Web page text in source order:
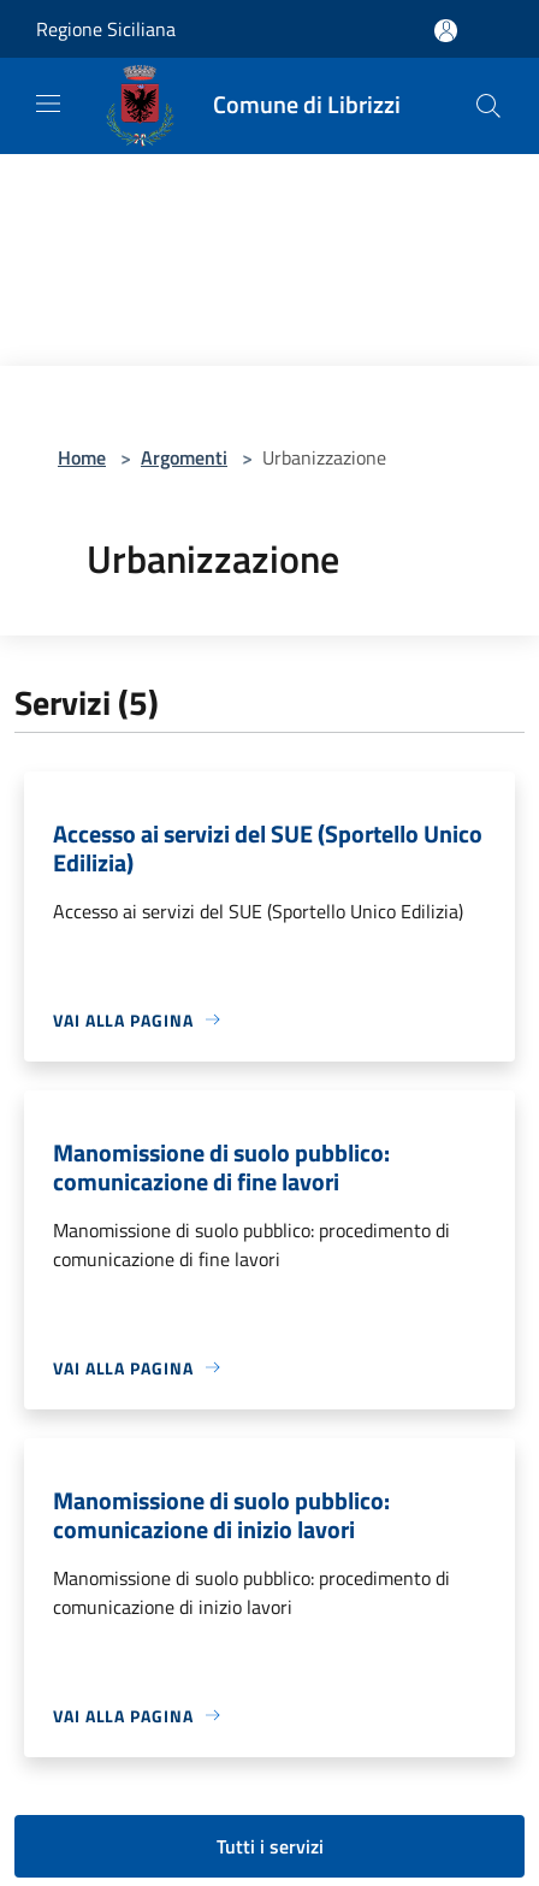
Regione Siciliana
Comune di Librizzi
Home > Argomenti > Urbanizzazione
Urbanizzazione
Servizi (5)
Accesso ai servizi del SUE (Sportello Unico
Edilizia)
Accesso ai servizi del SUE (Sportello Unico Edilizia)
VAI ALLA PAGINA
Manomissione di suolo pubblico:
comunicazione di fine lavori
Manomissione di suolo pubblico: procedimento di
comunicazione di fine lavori
VAI ALLA PAGINA
Manomissione di suolo pubblico:
comunicazione di inizio lavori
Manomissione di suolo pubblico: procedimento di
comunicazione di inizio lavori
VAI ALLA PAGINA
Tutti i servizi